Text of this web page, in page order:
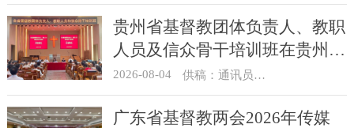
贵州省基督教团体负责人、教职
人员及信众骨干培训班在贵州圣
经学校举办
2026-08-04 供稿：通讯员 杨菁
广东省基督教两会2026年传媒